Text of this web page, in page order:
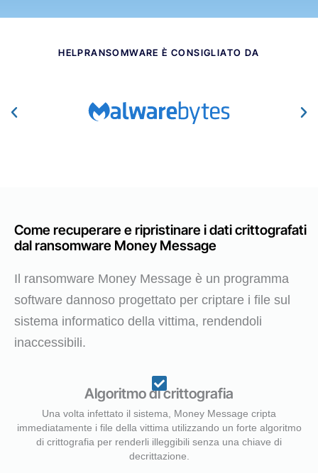
HELPRANSOMWARE È CONSIGLIATO DA​
Come recuperare e ripristinare i dati crittografati
dal ransomware Money Message
Il ransomware Money Message è un programma
software dannoso progettato per criptare i file sul
sistema informatico della vittima, rendendoli
inaccessibili.
Algoritmo di crittografia
Una volta infettato il sistema, Money Message cripta
immediatamente i file della vittima utilizzando un forte algoritmo
di crittografia per renderli illeggibili senza una chiave di
decrittazione.